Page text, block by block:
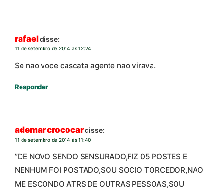
rafaeldisse:
11 de setembro de 2014 às 12:24
Se nao voce cascata agente nao virava.
Responder
ademar crococardisse:
11 de setembro de 2014 às 11:40
”DE NOVO SENDO SENSURADO,FIZ 05 POSTES E
NENHUM FOI POSTADO,SOU SOCIO TORCEDOR,NAO
ME ESCONDO ATRS DE OUTRAS PESSOAS,SOU